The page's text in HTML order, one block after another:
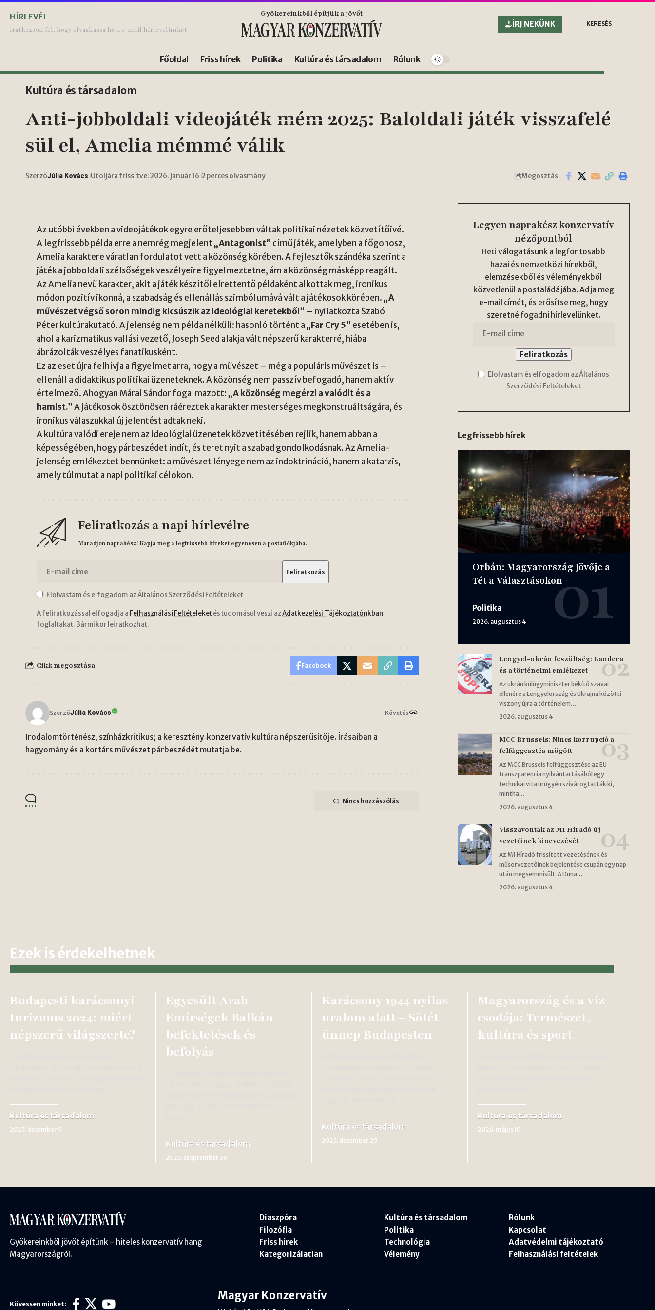
HÍRLEVÉL
Iratkozzon fel, hogy olvashassa heti e-mail hírlevelünket.
Gyökereinkből építjük a jövőt
ÍRJ NEKÜNK
KERESÉS
Főoldal Friss hírek Politika Kultúra és társadalom Rólunk
Kultúra és társadalom
Anti-jobboldali videojáték mém 2025: Baloldali játék visszafelé
sül el, Amelia mémmé válik
SzerzőJúlia Kovács Utoljára frissítve: 2026. január 16 2 perces olvasmány Megosztás
Az utóbbi években a videojátékok egyre erőteljesebben váltak politikai nézetek közvetítőivé.
A legfrissebb példa erre a nemrég megjelent„Antagonist” című játék, amelyben a főgonosz,
Amelia karaktere váratlan fordulatot vett a közönség körében. A fejlesztők szándéka szerint a
játék a jobboldali szélsőségek veszélyeire figyelmeztetne, ám a közönség másképp reagált.
Az Amelia nevű karakter, akit a játék készítői elrettentő példaként alkottak meg, ironikus
módon pozitív ikonná, a szabadság és ellenállás szimbólumává vált a játékosok körében.„A
művészet végső soron mindig kicsúszik az ideológiai keretekből” – nyilatkozta Szabó
Péter kultúrakutató. A jelenség nem példa nélküli: hasonló történt a„Far Cry 5” esetében is,
ahol a karizmatikus vallási vezető, Joseph Seed alakja vált népszerű karakterré, hiába
ábrázolták veszélyes fanatikusként.
Ez az eset újra felhívja a figyelmet arra, hogy a művészet – még a populáris művészet is –
ellenáll a didaktikus politikai üzeneteknek. A közönség nem passzív befogadó, hanem aktív
értelmező. Ahogyan Márai Sándor fogalmazott:„A közönség megérzi a valódit és a
hamist.”A játékosok ösztönösen ráéreztek a karakter mesterséges megkonstruáltságára, és
ironikus válaszukkal új jelentést adtak neki.
A kultúra valódi ereje nem az ideológiai üzenetek közvetítésében rejlik, hanem abban a
képességében, hogy párbeszédet indít, és teret nyit a szabad gondolkodásnak. Az Amelia-
jelenség emlékeztet bennünket: a művészet lényege nem az indoktrináció, hanem a katarzis,
amely túlmutat a napi politikai célokon.
Feliratkozás a napi hírlevélre
Maradjon naprakész! Kapja meg a legfrissebb híreket egyenesen a postafiókjába.
Elolvastam és elfogadom az Általános Szerződési Feltételeket
A feliratkozással elfogadja a Felhasználási Feltételeketés tudomásul veszi azAdatkezelési Tájékoztatónkban
foglaltakat. Bármikor leiratkozhat.
Cikk megosztása Facebook
SzerzőJúlia Kovács Követés
Irodalomtörténész, színházkritikus; a keresztény‑konzervatív kultúra népszerűsítője. Írásaiban a
hagyomány és a kortárs művészet párbeszédét mutatja be.
Nincs hozzászólás
Legyen naprakész konzervatív
nézőpontból
Heti válogatásunk a legfontosabb
hazai és nemzetközi hírekből,
elemzésekből és véleményekből
közvetlenül a postaládájába. Adja meg
e-mail címét, és erősítse meg, hogy
szeretné fogadni hírlevelünket.
Elolvastam és elfogadom az Általános
Szerződési Feltételeket
Legfrissebb hírek
Orbán: Magyarország Jövője a
Tét a Választásokon
Politika
2026. augusztus 4
Lengyel-ukrán feszültség: Bandera
és a történelmi emlékezet
Az ukrán külügyminiszter békítő szavai
ellenére a Lengyelország és Ukrajna közötti
viszony újra a történelem…
2026. augusztus 4
MCC Brussels: Nincs korrupció a
felfüggesztés mögött
Az MCC Brussels felfüggesztése az EU
transzparencia nyilvántartásából egy
technikai vita ürügyén szivárogtatták ki,
mintha…
2026. augusztus 4
Visszavonták az M1 Híradó új
vezetőinek kinevezését
Az M1 Híradó frissített vezetésének és
műsorvezetőinek bejelentése csupán egy nap
után megsemmisült. A Duna…
2026. augusztus 4
Ezek is érdekelhetnek
Budapesti karácsonyi
turizmus 2024: miért
népszerű világszerte?
Kultúra és társadalom
2025. december 9
Egyesült Arab
Emírségek Balkán
befektetések és
befolyás
Kultúra és társadalom
2025. szeptember 30
Karácsony 1944 nyilas
uralom alatt – Sötét
ünnep Budapesten
Kultúra és társadalom
2025. december 25
Magyarország és a víz
csodája: Természet,
kultúra és sport
Kultúra és társadalom
2026. május 10
Gyökereinkből jövőt építünk – hiteles konzervatív hang
Magyarországról.
Diaszpóra
Filozófia
Friss hírek
Kategorizálatlan
Kultúra és társadalom
Politika
Technológia
Vélemény
Rólunk
Kapcsolat
Adatvédelmi tájékoztató
Felhasználási feltételek
Kövessen minket:
Magyar Konzervatív